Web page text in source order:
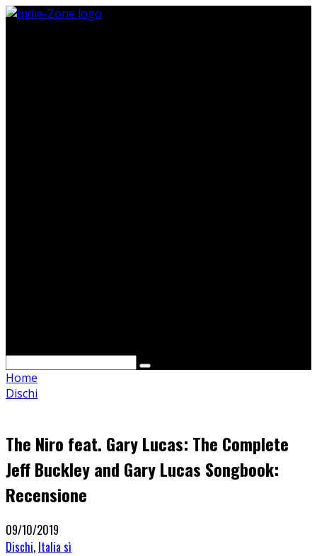
Home
Dischi
The Niro feat. Gary Lucas: The Complete
Jeff Buckley and Gary Lucas Songbook:
Recensione
09/10/2019
Dischi, Italia sì